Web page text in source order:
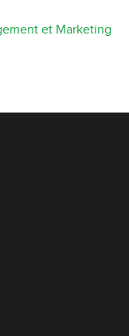
et Marketing